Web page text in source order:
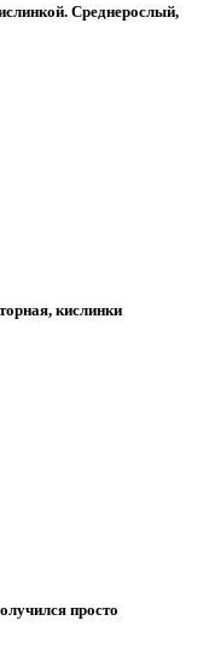
Среднерослый,
кислинки
просто